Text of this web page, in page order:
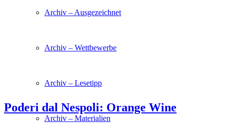
Archiv – Ausgezeichnet
Archiv – Wettbewerbe
Archiv – Lesetipp
Archiv – Materialien
Poderi dal Nespoli: Orange Wine